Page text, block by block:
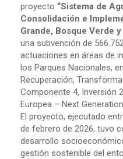
proyecto “Sistema de
Consolidación e
Grande, Bosque Verde
una subvención de
actuaciones en áreas de
los Parques Nacionales,
Recuperación,
Componente 4, Inversión
Europea – Next Generation
El proyecto, ejecutado
de febrero de 2026, tuvo
desarrollo
gestión sostenible del